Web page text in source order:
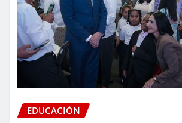
EDUCACIÓN